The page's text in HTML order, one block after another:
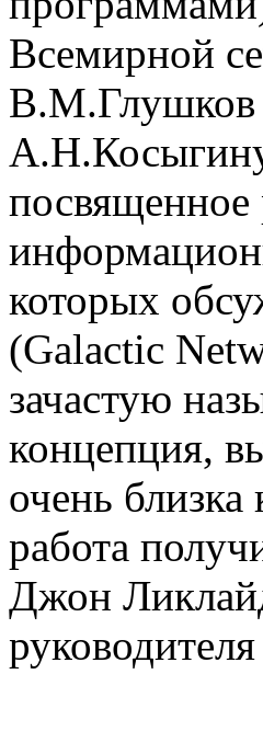
Всемирной
В.М.Глушков
посвященное
которых
(Galactic
зачастую
концепция,
очень
работа
Джон